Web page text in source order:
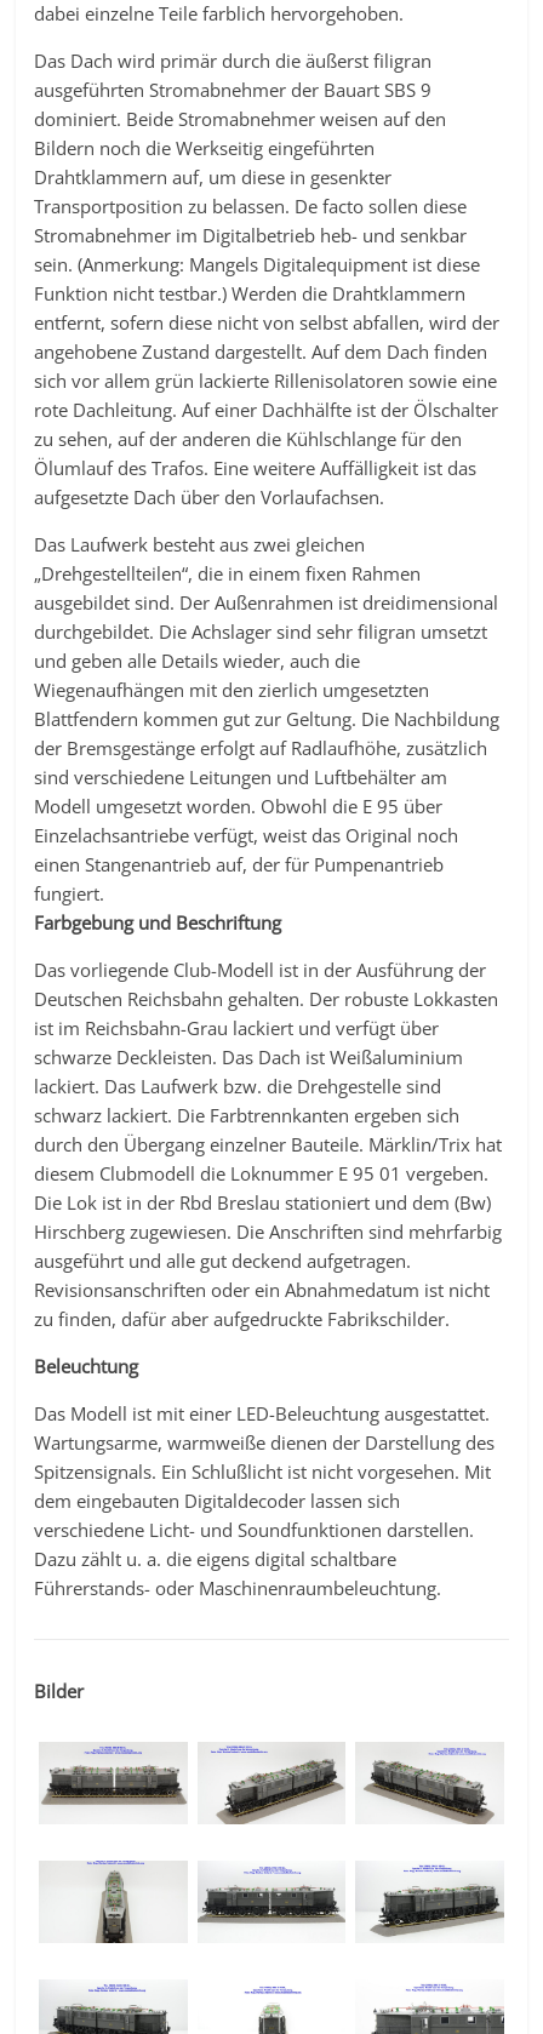
dabei einzelne Teile farblich hervorgehoben.
Das Dach wird primär durch die äußerst filigran
ausgeführten Stromabnehmer der Bauart SBS 9
dominiert. Beide Stromabnehmer weisen auf den
Bildern noch die Werkseitig eingeführten
Drahtklammern auf, um diese in gesenkter
Transportposition zu belassen. De facto sollen diese
Stromabnehmer im Digitalbetrieb heb- und senkbar
sein. (Anmerkung: Mangels Digitalequipment ist diese
Funktion nicht testbar.) Werden die Drahtklammern
entfernt, sofern diese nicht von selbst abfallen, wird der
angehobene Zustand dargestellt. Auf dem Dach finden
sich vor allem grün lackierte Rillenisolatoren sowie eine
rote Dachleitung. Auf einer Dachhälfte ist der Ölschalter
zu sehen, auf der anderen die Kühlschlange für den
Ölumlauf des Trafos. Eine weitere Auffälligkeit ist das
aufgesetzte Dach über den Vorlaufachsen.
Das Laufwerk besteht aus zwei gleichen
„Drehgestellteilen“, die in einem fixen Rahmen
ausgebildet sind. Der Außenrahmen ist dreidimensional
durchgebildet. Die Achslager sind sehr filigran umsetzt
und geben alle Details wieder, auch die
Wiegenaufhängen mit den zierlich umgesetzten
Blattfendern kommen gut zur Geltung. Die Nachbildung
der Bremsgestänge erfolgt auf Radlaufhöhe, zusätzlich
sind verschiedene Leitungen und Luftbehälter am
Modell umgesetzt worden. Obwohl die E 95 über
Einzelachsantriebe verfügt, weist das Original noch
einen Stangenantrieb auf, der für Pumpenantrieb
fungiert.
Farbgebung und Beschriftung
Das vorliegende Club-Modell ist in der Ausführung der
Deutschen Reichsbahn gehalten. Der robuste Lokkasten
ist im Reichsbahn-Grau lackiert und verfügt über
schwarze Deckleisten. Das Dach ist Weißaluminium
lackiert. Das Laufwerk bzw. die Drehgestelle sind
schwarz lackiert. Die Farbtrennkanten ergeben sich
durch den Übergang einzelner Bauteile. Märklin/Trix hat
diesem Clubmodell die Loknummer E 95 01 vergeben.
Die Lok ist in der Rbd Breslau stationiert und dem (Bw)
Hirschberg zugewiesen. Die Anschriften sind mehrfarbig
ausgeführt und alle gut deckend aufgetragen.
Revisionsanschriften oder ein Abnahmedatum ist nicht
zu finden, dafür aber aufgedruckte Fabrikschilder.
Beleuchtung
Das Modell ist mit einer LED-Beleuchtung ausgestattet.
Wartungsarme, warmweiße dienen der Darstellung des
Spitzensignals. Ein Schlußlicht ist nicht vorgesehen. Mit
dem eingebauten Digitaldecoder lassen sich
verschiedene Licht- und Soundfunktionen darstellen.
Dazu zählt u. a. die eigens digital schaltbare
Führerstands- oder Maschinenraumbeleuchtung.
Bilder